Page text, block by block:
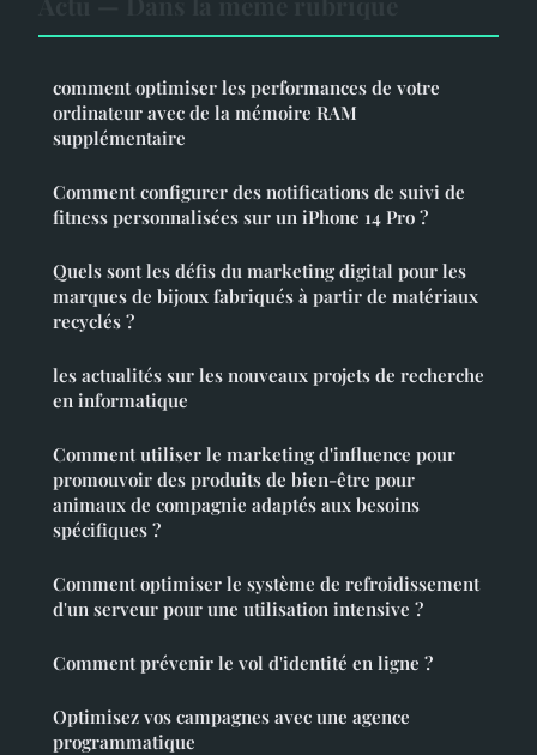
comment optimiser les performances de votre
ordinateur avec de la mémoire RAM
supplémentaire
Comment configurer des notifications de suivi de
fitness personnalisées sur un iPhone 14 Pro ?
Quels sont les défis du marketing digital pour les
marques de bijoux fabriqués à partir de matériaux
recyclés ?
les actualités sur les nouveaux projets de recherche
en informatique
Comment utiliser le marketing d'influence pour
promouvoir des produits de bien-être pour
animaux de compagnie adaptés aux besoins
spécifiques ?
Comment optimiser le système de refroidissement
d'un serveur pour une utilisation intensive ?
Comment prévenir le vol d'identité en ligne ?
Optimisez vos campagnes avec une agence
programmatique